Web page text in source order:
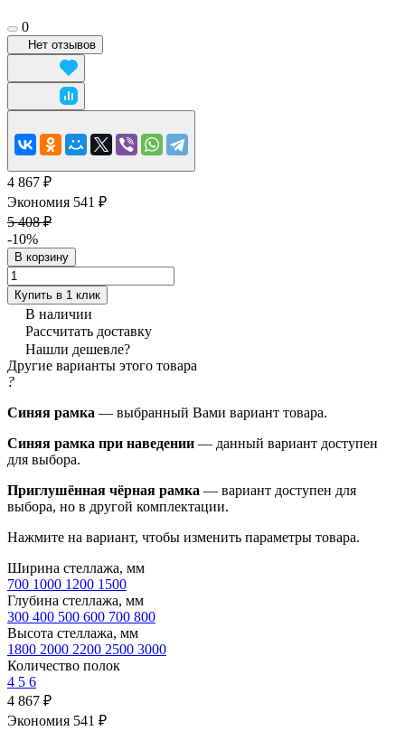
0
Нет отзывов
4 867 ₽
Экономия 541 ₽
5 408 ₽
-10%
В корзину
Купить в 1 клик
В наличии
Рассчитать доставку
Нашли дешевле?
Другие варианты этого товара
?
Синяя рамка — выбранный Вами вариант товара.
Синяя рамка при наведении — данный вариант доступен
для выбора.
Приглушённая чёрная рамка — вариант доступен для
выбора, но в другой комплектации.
Нажмите на вариант, чтобы изменить параметры товара.
Ширина стеллажа, мм
700 1000 1200 1500
Глубина стеллажа, мм
300 400 500 600 700 800
Высота стеллажа, мм
1800 2000 2200 2500 3000
Количество полок
4 5 6
4 867 ₽
Экономия 541 ₽